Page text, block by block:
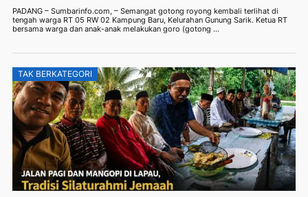
PADANG – Sumbarinfo.com, – Semangat gotong royong kembali terlihat di
tengah warga RT 05 RW 02 Kampung Baru, Kelurahan Gunung Sarik. Ketua RT
bersama warga dan anak-anak melakukan goro (gotong ...
TAK BERKATEGORI